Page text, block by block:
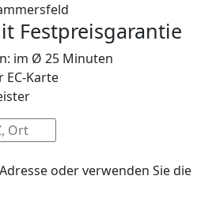
Festpreisgarantie
im Ø 25 Minuten
EC-Karte
oder verwenden Sie die